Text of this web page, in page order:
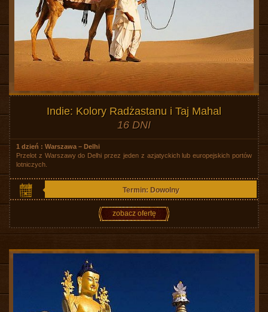
Indie: Kolory Radżastanu i Taj Mahal
16 DNI
1 dzień : Warszawa – Delhi
Przelot z Warszawy do Delhi przez jeden z azjatyckich lub europejskich portów
lotniczych.
Termin: Dowolny
zobacz ofertę